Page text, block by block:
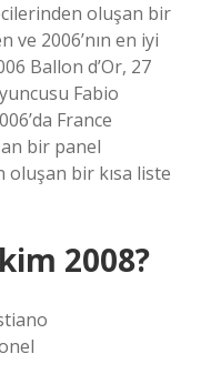
oluşan bir
2006’nın en iyi
Ballon d’Or, 27
Fabio
France
bir panel
oluşan bir kısa liste
2008?